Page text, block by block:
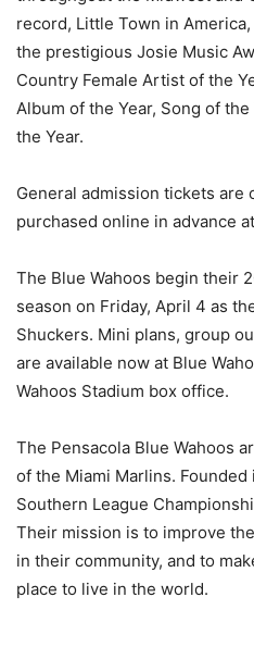
record, Little Town in
the prestigious Josie Music
Country Female Artist of the
Album of the Year, Song of
the Year.
General admission tickets are
purchased online in advance
The Blue Wahoos begin their
season on Friday, April 4 as
Shuckers. Mini plans, group
are available now at Blue
Wahoos Stadium box office.
The Pensacola Blue Wahoos
of the Miami Marlins. Founded
Southern League
Their mission is to improve
in their community, and to
place to live in the world.